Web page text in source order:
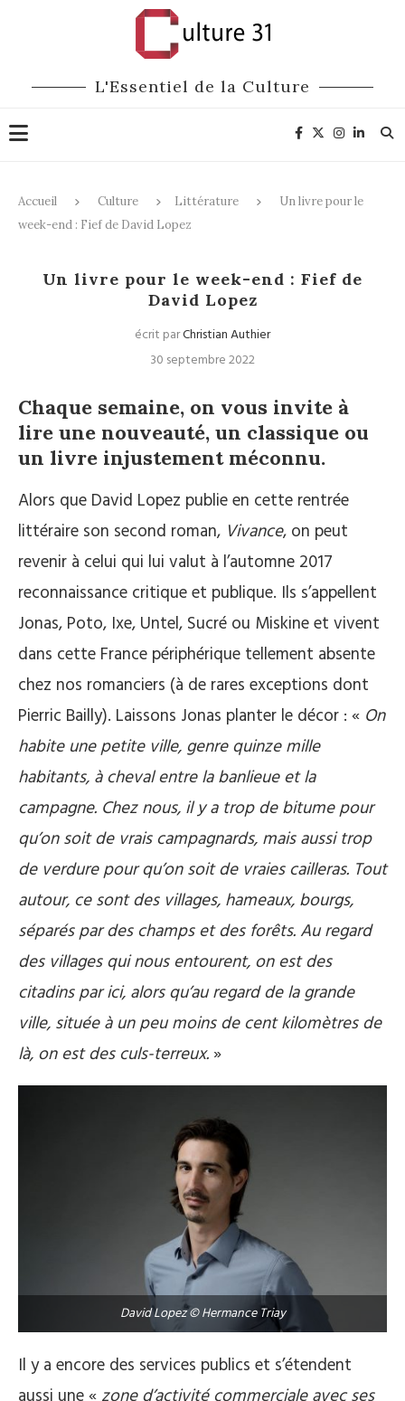
L'Essentiel de la Culture
Accueil Culture Littérature
Un livre pour le
week-end : Fief de David Lopez
Un livre pour le week-end : Fief de
David Lopez
écrit parChristian Authier
30 septembre 2022
Chaque semaine, on vous invite à
lire une nouveauté, un classique ou
un livre injustement méconnu.
Alors que David Lopez publie en cette rentrée
littéraire son second roman, Vivance, on peut
revenir à celui qui lui valut à l’automne 2017
reconnaissance critique et publique. Ils s’appellent
Jonas, Poto, Ixe, Untel, Sucré ou Miskine et vivent
dans cette France périphérique tellement absente
chez nos romanciers (à de rares exceptions dont
Pierric Bailly). Laissons Jonas planter le décor : « On
habite une petite ville, genre quinze mille
habitants, à cheval entre la banlieue et la
campagne. Chez nous, il y a trop de bitume pour
qu’on soit de vrais campagnards, mais aussi trop
de verdure pour qu’on soit de vraies cailleras. Tout
autour, ce sont des villages, hameaux, bourgs,
séparés par des champs et des forêts. Au regard
des villages qui nous entourent, on est des
citadins par ici, alors qu’au regard de la grande
ville, située à un peu moins de cent kilomètres de
là, on est des culs-terreux. »
David Lopez © Hermance Triay
Il y a encore des services publics et s’étendent